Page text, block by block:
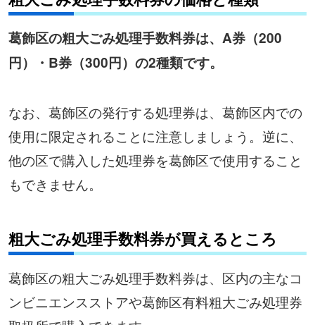
葛飾区の粗大ごみ処理手数料券は、A券（200
円）・B券（300円）の2種類です。
なお、葛飾区の発行する処理券は、葛飾区内での
使用に限定されることに注意しましょう。逆に、
他の区で購入した処理券を葛飾区で使用すること
もできません。
粗大ごみ処理手数料券が買えるところ
葛飾区の粗大ごみ処理手数料券は、区内の主なコ
ンビニエンスストアや葛飾区有料粗大ごみ処理券